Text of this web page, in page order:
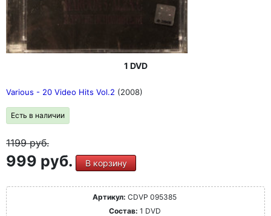
1 DVD
Various - 20 Video Hits Vol.2 (2008)
Есть в наличии
1199руб.
999 руб. В корзину
Артикул: CDVP 095385
Состав: 1 DVD